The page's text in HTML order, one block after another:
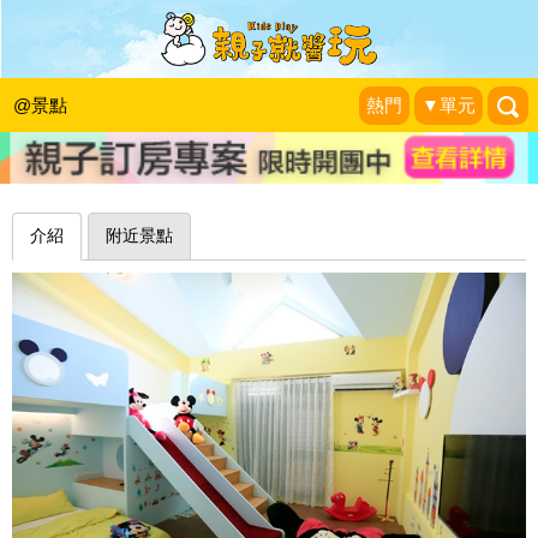
@景點 熱門 ▼單元
適合包棟的溜滑梯親子民宿～羅東孩子
王民宿
野蠻王妃愛漂亮|2014-08-01
介紹 附近景點